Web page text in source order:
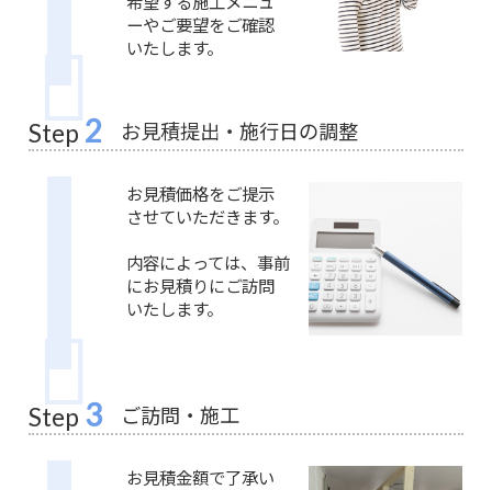
ーやご要望をご確認
いたします。
Step 2 お見積提出・施行日の調整
お見積価格をご提示
させていただきます。
内容によっては、事前
にお見積りにご訪問
いたします。
Step 3 ご訪問・施工
お見積金額で了承い